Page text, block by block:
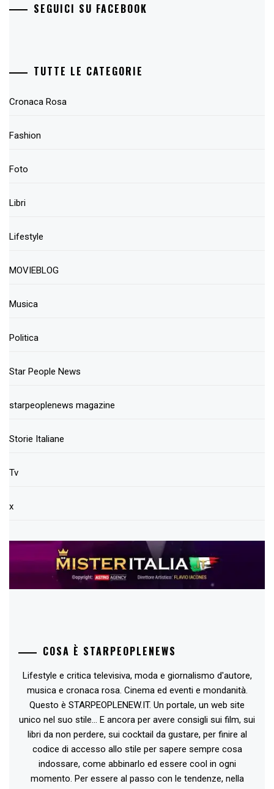
SEGUICI SU FACEBOOK
TUTTE LE CATEGORIE
Cronaca Rosa
Fashion
Foto
Libri
Lifestyle
MOVIEBLOG
Musica
Politica
Star People News
starpeoplenews magazine
Storie Italiane
Tv
x
COSA È STARPEOPLENEWS
Lifestyle e critica televisiva, moda e giornalismo d'autore,
musica e cronaca rosa. Cinema ed eventi e mondanità.
Questo è STARPEOPLENEW.IT. Un portale, un web site
unico nel suo stile... E ancora per avere consigli sui film, sui
libri da non perdere, sui cocktail da gustare, per finire al
codice di accesso allo stile per sapere sempre cosa
indossare, come abbinarlo ed essere cool in ogni
momento. Per essere al passo con le tendenze, nella